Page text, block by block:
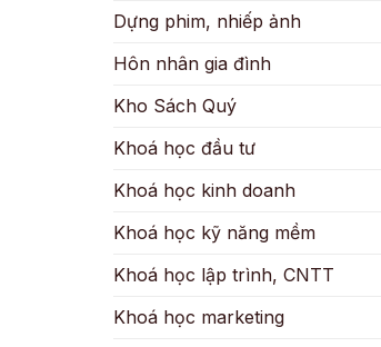
Dựng phim, nhiếp ảnh
Hôn nhân gia đình
Kho Sách Quý
Khoá học đầu tư
Khoá học kinh doanh
Khoá học kỹ năng mềm
Khoá học lập trình, CNTT
Khoá học marketing